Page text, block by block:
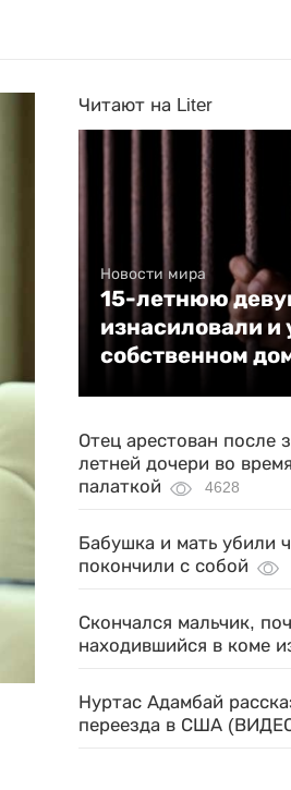
Читают на Liter
Новости мира
15-летнюю
изнасиловали и
собственном
Отец арестован после
летней дочери во
палаткой
4628
Бабушка и мать убили
покончили с собой
Скончался мальчик,
находившийся в коме
Нуртас Адамбай
переезда в США